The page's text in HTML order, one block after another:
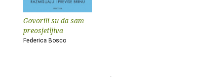
Govorili su da sam
preosjetljiva
Federica Bosco